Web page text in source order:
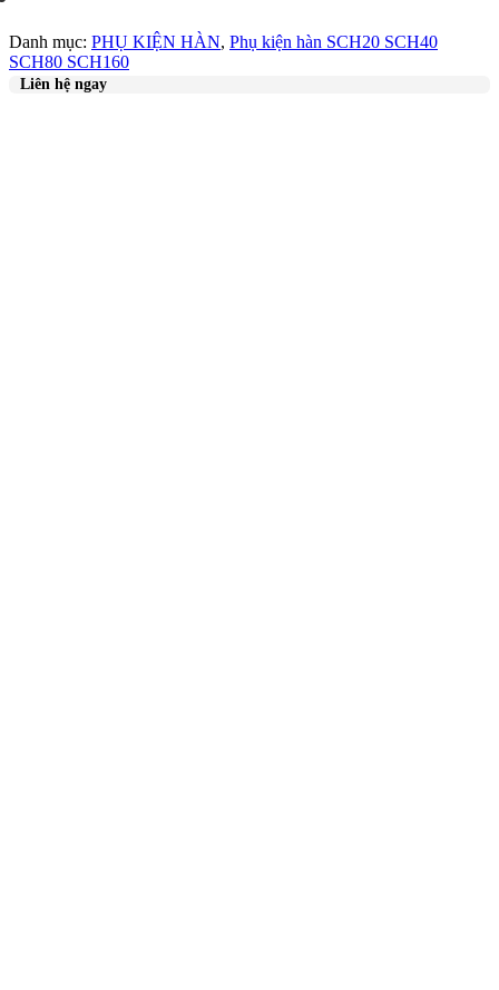
Danh mục: PHỤ KIỆN HÀN, Phụ kiện hàn SCH20 SCH40
SCH80 SCH160
Liên hệ ngay